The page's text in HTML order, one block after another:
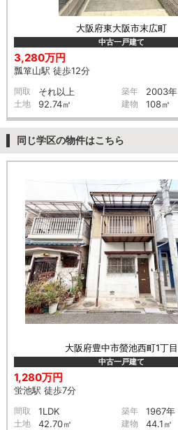
大阪府東大阪市末広町
中古一戸建て
3,280万円
瓢箪山駅 徒歩12分
間取 それ以上 築年 2003年
土地 92.74㎡ 建物 108㎡
同じ学区の物件はこちら
大阪府豊中市螢池西町1丁目
中古一戸建て
1,280万円
蛍池駅 徒歩7分
間取 1LDK 築年 1967年
土地 42.70㎡ 建物 44.1㎡